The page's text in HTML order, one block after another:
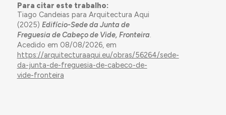
Para citar este trabalho:
Tiago Candeias para Arquitectura Aqui
(2025) Edifício-Sede da Junta de
Freguesia de Cabeço de Vide, Fronteira.
Acedido em 08/08/2026, em
https://arquitecturaaqui.eu/obras/56264/sede-
da-junta-de-freguesia-de-cabeco-de-
vide-fronteira